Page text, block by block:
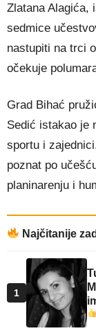
Zlatana Alagića,
sedmice
nastupiti na trci
očekuje
Grad Bihać
Sedić istakao je
sportu i
poznat po
planinarenju i
Najčitanije
1